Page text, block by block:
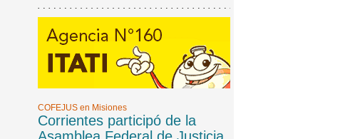
COFEJUS en Misiones
Corrientes participó de la